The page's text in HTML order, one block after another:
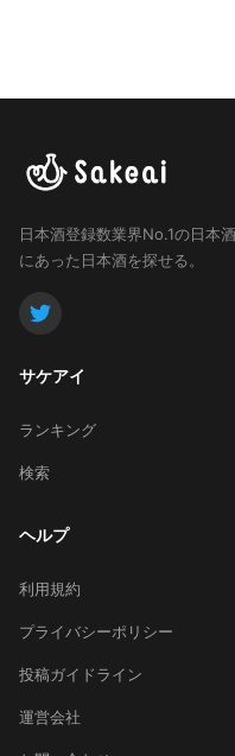
日本酒登録数業界No.1の日本
にあった日本酒を探せる。
サケアイ
ランキング
検索
ヘルプ
利用規約
プライバシーポリシー
投稿ガイドライン
運営会社